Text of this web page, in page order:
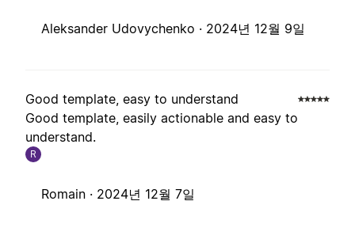
Aleksander Udovychenko · 2024년 12월 9일
Good template, easy to understand
Good template, easily actionable and easy to
understand.
R
Romain · 2024년 12월 7일